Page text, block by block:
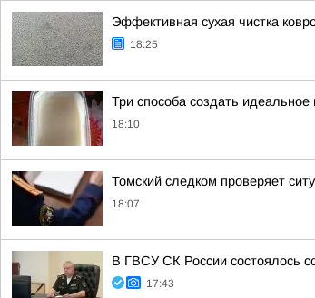
Эффективная сухая чистка
18:25
Три способа создать
18:10
Томский следком проверяет
18:07
В ГВСУ СК России состоялось
17:43